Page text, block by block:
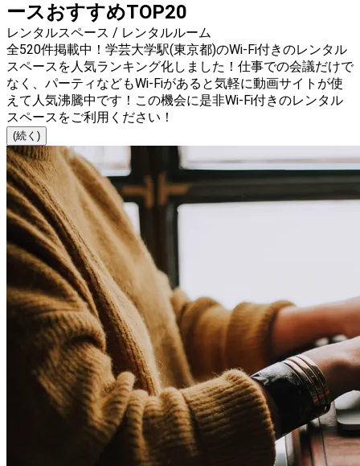
ースおすすめTOP20
レンタルスペース / レンタルルーム
全520件掲載中！学芸大学駅(東京都)のWi-Fi付きのレンタル
スペースを人気ランキング化しました！仕事での会議だけで
なく、パーティなどもWi-Fiがあると気軽に動画サイトが使
えて人気沸騰中です！この機会に是非Wi-Fi付きのレンタル
スペースをご利用ください！
(続く)